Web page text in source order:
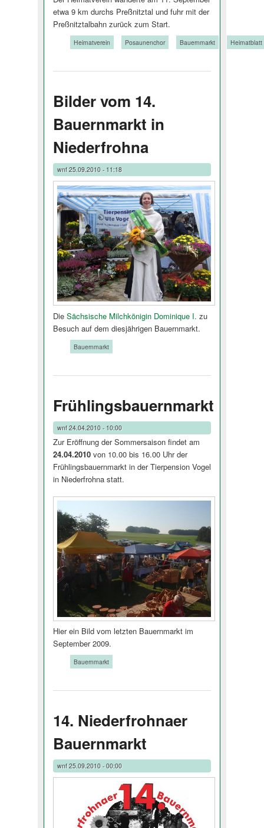
etwa 9 km durchs Preßnitztal und fuhr mit der
Preßnitztalbahn zurück zum Start.
Heimatverein Posaunenchor Bauernmarkt Heimatblatt
Bilder vom 14.
Bauernmarkt in
Niederfrohna
wnf25.09.2010 - 11:18
Die Sächsische Milchkönigin Dominique I. zu
Besuch auf dem diesjährigen Bauernmarkt.
Bauernmarkt
Frühlingsbauernmarkt
wnf24.04.2010 - 10:00
Zur Eröffnung der Sommersaison findet am
24.04.2010von 10.00 bis 16.00 Uhr der
Frühlingsbauer­nmarkt in der Tierpension Vogel
in Niederfrohna statt.
Hier ein Bild vom letzten Bauernmarkt im
September 2009.
Bauernmarkt
14. Niederfrohnaer
Bauernmarkt
wnf25.09.2010 - 00:00